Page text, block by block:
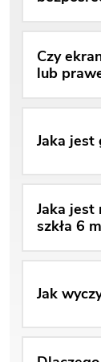
Czy
lub
Jaka jest
Jaka jest
szkła 6
Jak